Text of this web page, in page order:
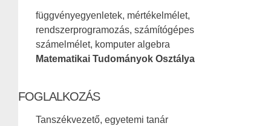
függvényegyenletek, mértékelmélet,
rendszerprogramozás, számítógépes
számelmélet, komputer algebra
Matematikai Tudományok Osztálya
FOGLALKOZÁS
Tanszékvezető, egyetemi tanár